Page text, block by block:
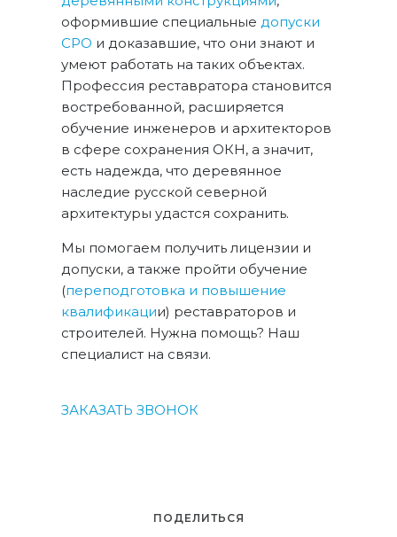
оформившие специальные допуски
СРО и доказавшие, что они знают и
умеют работать на таких объектах.
Профессия реставратора становится
востребованной, расширяется
обучение инженеров и архитекторов
в сфере сохранения ОКН, а значит,
есть надежда, что деревянное
наследие русской северной
архитектуры удастся сохранить.
Мы помогаем получить лицензии и
допуски, а также пройти обучение
(переподготовка и повышение
квалификации) реставраторов и
строителей. Нужна помощь? Наш
специалист на связи.
ЗАКАЗАТЬ ЗВОНОК
ПОДЕЛИТЬСЯ